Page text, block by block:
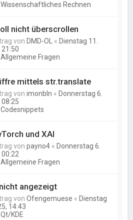
Wissenschaftliches Rechnen
nicht überscrollen
von DMD-OL « Dienstag 11.
Allgemeine Fragen
mittels str.translate
vonimonbln « Donnerstag 6.
Codesnippets
und XAI
vonpayno4 « Donnerstag 6.
Allgemeine Fragen
angezeigt
vonOfengemuese « Dienstag
14:43
Qt/KDE